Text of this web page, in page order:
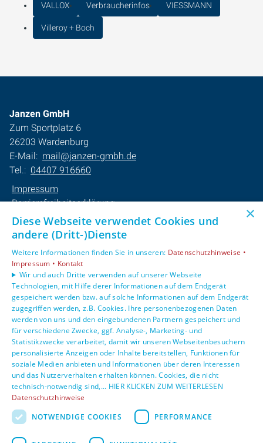
VALLOX Verbraucherinfos VIESSMANN
Villeroy + Boch
Janzen GmbH
Zum Sportplatz 6
26203 Wardenburg
E-Mail: mail@janzen-gmbh.de
Tel.: 04407 916660
Impressum
Barrierefreiheitserklärung
Datenschutzerklärung
AGB
Unsere Bereiche
Privatkunden
Gewerbekunden
Karriere
Unternehmen
Kontakt
×
Diese Webseite verwendet Cookies und
andere (Dritt-)Dienste
Weitere Informationen finden Sie in unseren: Datenschutzhinweise •
Impressum • Kontakt
Wir und auch Dritte verwenden auf unserer Webseite
Technologien, mit Hilfe derer Informationen auf dem Endgerät
gespeichert werden bzw. auf solche Informationen auf dem Endgerät
zugegriffen werden, z.B. Cookies. Ihre personenbezogenen Daten
werden von uns und den eingebundenen Partnern gespeichert und
für verschiedene Zwecke, ggf. Analyse-, Marketing- und
Statistikzwecke verarbeitet, damit wir unseren Webseitenbesuchern
personalisierte Anzeigen oder Inhalte bereitstellen, Funktionen für
soziale Medien anbieten und Informationen über deren Interessen
und das Nutzerverhalten erhalten können. Cookies, die nicht
technisch-notwendig sind,... HIER KLICKEN ZUM WEITERLESEN
Datenschutzhinweise
NOTWENDIGE COOKIES
PERFORMANCE